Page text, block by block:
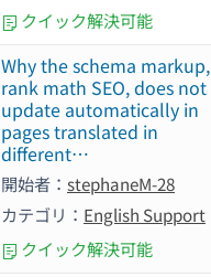
クイック解決可能
Why the schema markup,
rank math SEO, does not
update automatically in
pages translated in
different…
開始者： stephaneM-28
カテゴリ： English Support
クイック解決可能